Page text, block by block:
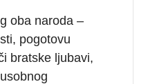
oba naroda –
pogotovu
bratske ljubavi,